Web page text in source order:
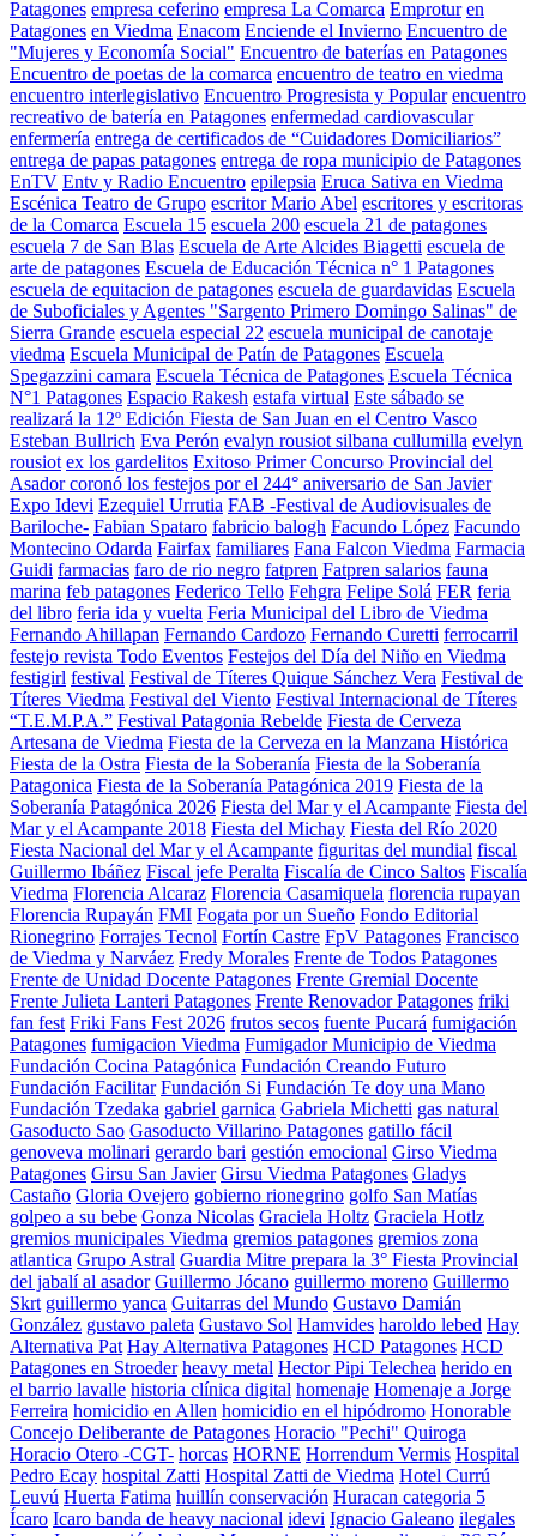
Patagones empresa ceferino empresa La Comarca Emprotur en
Patagones en Viedma Enacom Enciende el Invierno Encuentro de
"Mujeres y Economía Social" Encuentro de baterías en Patagones
Encuentro de poetas de la comarca encuentro de teatro en viedma
encuentro interlegislativo Encuentro Progresista y Popular encuentro
recreativo de batería en Patagones enfermedad cardiovascular
enfermería entrega de certificados de “Cuidadores Domiciliarios”
entrega de papas patagones entrega de ropa municipio de Patagones
EnTV Entv y Radio Encuentro epilepsia Eruca Sativa en Viedma
Escénica Teatro de Grupo escritor Mario Abel escritores y escritoras
de la Comarca Escuela 15 escuela 200 escuela 21 de patagones
escuela 7 de San Blas Escuela de Arte Alcides Biagetti escuela de
arte de patagones Escuela de Educación Técnica n° 1 Patagones
escuela de equitacion de patagones escuela de guardavidas Escuela
de Suboficiales y Agentes "Sargento Primero Domingo Salinas" de
Sierra Grande escuela especial 22 escuela municipal de canotaje
viedma Escuela Municipal de Patín de Patagones Escuela
Spegazzini camara Escuela Técnica de Patagones Escuela Técnica
N°1 Patagones Espacio Rakesh estafa virtual Este sábado se
realizará la 12º Edición Fiesta de San Juan en el Centro Vasco
Esteban Bullrich Eva Perón evalyn rousiot silbana cullumilla evelyn
rousiot ex los gardelitos Exitoso Primer Concurso Provincial del
Asador coronó los festejos por el 244° aniversario de San Javier
Expo Idevi Ezequiel Urrutia FAB -Festival de Audiovisuales de
Bariloche- Fabian Spataro fabricio balogh Facundo López Facundo
Montecino Odarda Fairfax familiares Fana Falcon Viedma Farmacia
Guidi farmacias faro de rio negro fatpren Fatpren salarios fauna
marina feb patagones Federico Tello Fehgra Felipe Solá FER feria
del libro feria ida y vuelta Feria Municipal del Libro de Viedma
Fernando Ahillapan Fernando Cardozo Fernando Curetti ferrocarril
festejo revista Todo Eventos Festejos del Día del Niño en Viedma
festigirl festival Festival de Títeres Quique Sánchez Vera Festival de
Títeres Viedma Festival del Viento Festival Internacional de Títeres
“T.E.M.P.A.” Festival Patagonia Rebelde Fiesta de Cerveza
Artesana de Viedma Fiesta de la Cerveza en la Manzana Histórica
Fiesta de la Ostra Fiesta de la Soberanía Fiesta de la Soberanía
Patagonica Fiesta de la Soberanía Patagónica 2019 Fiesta de la
Soberanía Patagónica 2026 Fiesta del Mar y el Acampante Fiesta del
Mar y el Acampante 2018 Fiesta del Michay Fiesta del Río 2020
Fiesta Nacional del Mar y el Acampante figuritas del mundial fiscal
Guillermo Ibáñez Fiscal jefe Peralta Fiscalía de Cinco Saltos Fiscalía
Viedma Florencia Alcaraz Florencia Casamiquela florencia rupayan
Florencia Rupayán FMI Fogata por un Sueño Fondo Editorial
Rionegrino Forrajes Tecnol Fortín Castre FpV Patagones Francisco
de Viedma y Narváez Fredy Morales Frente de Todos Patagones
Frente de Unidad Docente Patagones Frente Gremial Docente
Frente Julieta Lanteri Patagones Frente Renovador Patagones friki
fan fest Friki Fans Fest 2026 frutos secos fuente Pucará fumigación
Patagones fumigacion Viedma Fumigador Municipio de Viedma
Fundación Cocina Patagónica Fundación Creando Futuro
Fundación Facilitar Fundación Si Fundación Te doy una Mano
Fundación Tzedaka gabriel garnica Gabriela Michetti gas natural
Gasoducto Sao Gasoducto Villarino Patagones gatillo fácil
genoveva molinari gerardo bari gestión emocional Girso Viedma
Patagones Girsu San Javier Girsu Viedma Patagones Gladys
Castaño Gloria Ovejero gobierno rionegrino golfo San Matías
golpeo a su bebe Gonza Nicolas Graciela Holtz Graciela Hotlz
gremios municipales Viedma gremios patagones gremios zona
atlantica Grupo Astral Guardia Mitre prepara la 3° Fiesta Provincial
del jabalí al asador Guillermo Jócano guillermo moreno Guillermo
Skrt guillermo yanca Guitarras del Mundo Gustavo Damián
González gustavo paleta Gustavo Sol Hamvides haroldo lebed Hay
Alternativa Pat Hay Alternativa Patagones HCD Patagones HCD
Patagones en Stroeder heavy metal Hector Pipi Telechea herido en
el barrio lavalle historia clínica digital homenaje Homenaje a Jorge
Ferreira homicidio en Allen homicidio en el hipódromo Honorable
Concejo Deliberante de Patagones Horacio "Pechi" Quiroga
Horacio Otero -CGT- horcas HORNE Horrendum Vermis Hospital
Pedro Ecay hospital Zatti Hospital Zatti de Viedma Hotel Currú
Leuvú Huerta Fatima huillín conservación Huracan categoria 5
Ícaro Icaro banda de heavy nacional idevi Ignacio Galeano ilegales